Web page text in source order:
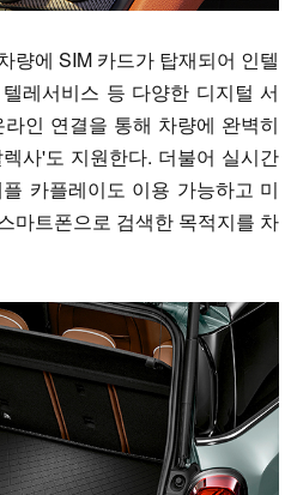
량에 SIM 카드가 탑재되어 인텔
레서비스 등 다양한 디지털 서
인 연결을 통해 차량에 완벽히
사'도 지원한다. 더불어 실시간
카플레이도 이용 가능하고 미
마트폰으로 검색한 목적지를 차